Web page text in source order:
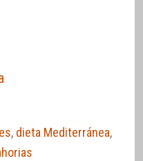
, dieta Mediterránea,